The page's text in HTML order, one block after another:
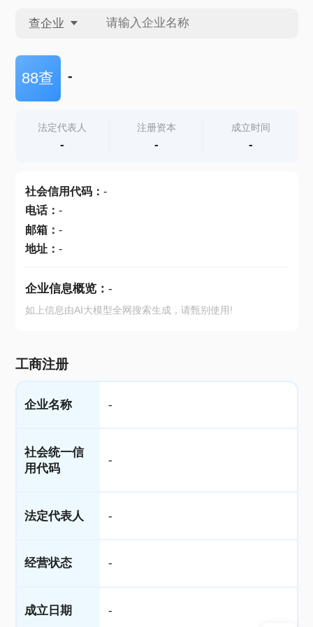
查企业
查企业
查产地
88查 -
法定代表人
-
注册资本
-
成立时间
-
社会信用代码： -
电话： -
邮箱： -
地址： -
企业信息概览： -
如上信息由AI大模型全网搜索生成，请甄别使用!
工商注册
企业名称 -
社会统一信
用代码
-
法定代表人 -
经营状态 -
成立日期 -